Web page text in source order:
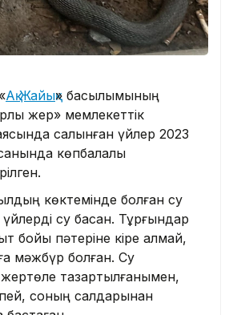
«Ақ Жайық» басылымының
жер» мемлекеттік
салынған үйлер 2023
көпбалалы
көктемінде болған су
үйлерді су басқан. Тұрғындар
бойы пәтеріне кіре алмай,
мәжбүр болған. Су
жертөле тазартылғанымен,
соның салдарынан